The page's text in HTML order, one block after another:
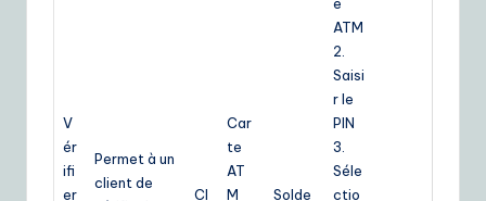
V
ér
ifi
er
Permet à un
client de
Cl
Car
te
AT
M
Solde
ATM
2.
Saisi
r le
PIN
3.
Séle
ctio